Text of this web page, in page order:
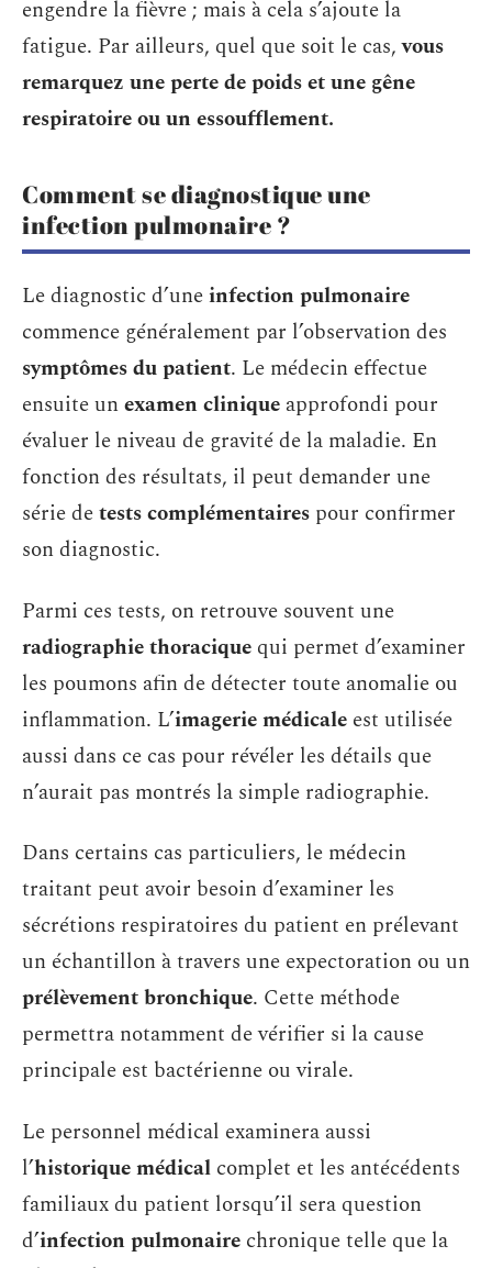
engendre la fièvre ; mais à cela s’ajoute la
fatigue. Par ailleurs, quel que soit le cas,vous
remarquez une perte de poids et une gêne
respiratoire ou un essoufflement.
Comment se diagnostique une
infection pulmonaire ?
Le diagnostic d’uneinfection pulmonaire
commence généralement par l’observation des
symptômes du patient. Le médecin effectue
ensuite unexamen clinique approfondi pour
évaluer le niveau de gravité de la maladie. En
fonction des résultats, il peut demander une
série detests complémentaires pour confirmer
son diagnostic.
Parmi ces tests, on retrouve souvent une
radiographie thoracique qui permet d’examiner
les poumons afin de détecter toute anomalie ou
inflammation. L’imagerie médicale est utilisée
aussi dans ce cas pour révéler les détails que
n’aurait pas montrés la simple radiographie.
Dans certains cas particuliers, le médecin
traitant peut avoir besoin d’examiner les
sécrétions respiratoires du patient en prélevant
un échantillon à travers une expectoration ou un
prélèvement bronchique. Cette méthode
permettra notamment de vérifier si la cause
principale est bactérienne ou virale.
Le personnel médical examinera aussi
l’historique médical complet et les antécédents
familiaux du patient lorsqu’il sera question
d’infection pulmonaire chronique telle que la